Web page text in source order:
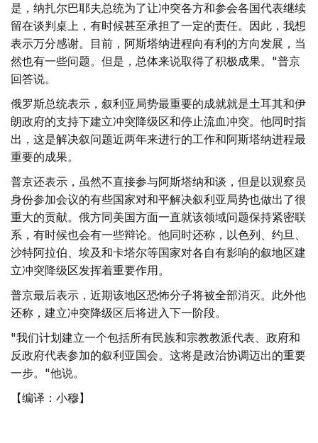
是，纳扎尔巴耶夫总统为了让冲突各方和参会各国代表继续
留在谈判桌上，有时候甚至承担了一定的责任。因此，我想
表示万分感谢。目前，阿斯塔纳进程向有利的方向发展，当
然也有一些问题。但是，总体来说取得了积极成果。"普京
回答说。
俄罗斯总统表示，叙利亚局势最重要的成就就是土耳其和伊
朗政府的支持下建立冲突降级区和停止流血冲突。他同时指
出，这是解决叙问题近两年来进行的工作和阿斯塔纳进程最
重要的成果。
普京还表示，虽然不直接参与阿斯塔纳和谈，但是以观察员
身份参加会议的有些国家对和平解决叙利亚局势也做出了很
重大的贡献。俄方同美国方面一直就该领域问题保持紧密联
系，有时候也会有一些辩论。他同时还称，以色列、约旦、
沙特阿拉伯、埃及和卡塔尔等国家对各自有影响的叙地区建
立冲突降级区发挥着重要作用。
普京最后表示，近期该地区恐怖分子将被全部消灭。此外他
还称，建立冲突降级区后将进入下一阶段。
"我们计划建立一个包括所有民族和宗教教派代表、政府和
反政府代表参加的叙利亚国会。这将是政治协调迈出的重要
一步。"他说。
【编译：小穆】